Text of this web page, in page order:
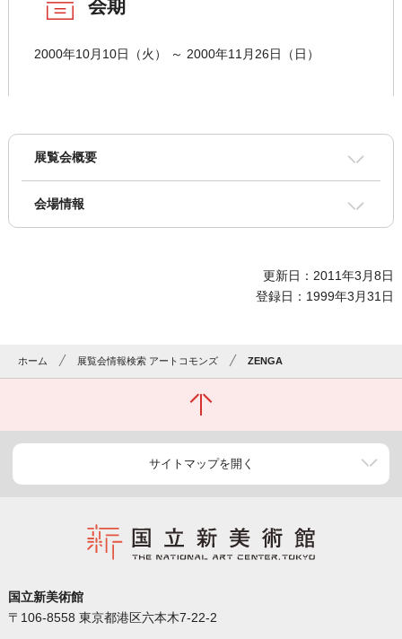
会期
2000年10月10日（火） ～ 2000年11月26日（日）
展覧会概要
会場情報
更新日：2011年3月8日
登録日：1999年3月31日
ホーム 展覧会情報検索 アートコモンズ ZENGA
サイトマップを開く
国立新美術館
〒106-8558 東京都港区六本木7-22-2